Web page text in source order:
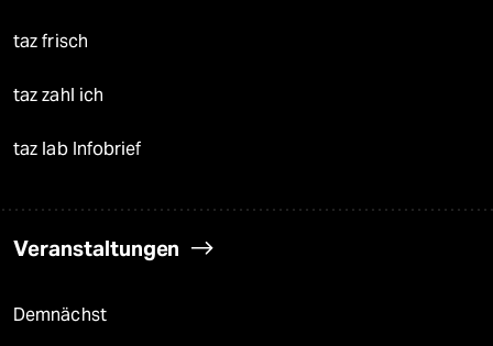
taz frisch
taz zahl ich
taz lab Infobrief
Veranstaltungen
Demnächst